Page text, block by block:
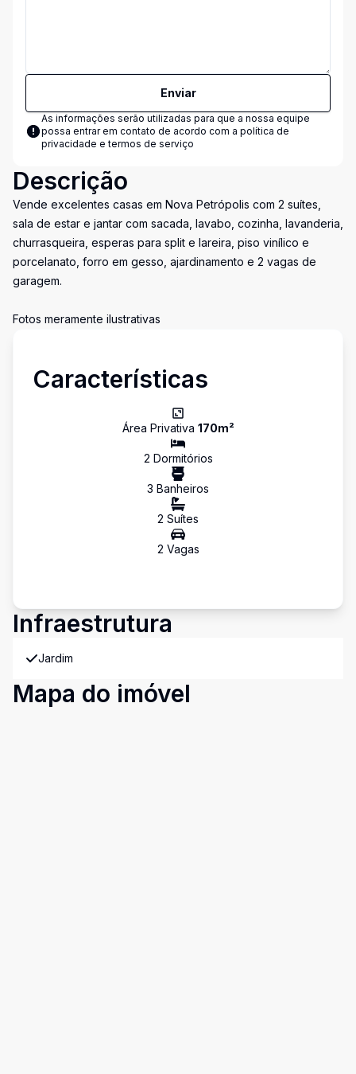
Enviar
As informações serão utilizadas para que a nossa equipe
possa entrar em contato de acordo com a política de
privacidade e termos de serviço
Descrição
Vende excelentes casas em Nova Petrópolis com 2 suítes,
sala de estar e jantar com sacada, lavabo, cozinha, lavanderia,
churrasqueira, esperas para split e lareira, piso vinílico e
porcelanato, forro em gesso, ajardinamento e 2 vagas de
garagem.
Fotos meramente ilustrativas
Características
Área Privativa 170m²
2 Dormitórios
3 Banheiros
2 Suítes
2 Vagas
Infraestrutura
Jardim
Mapa do imóvel